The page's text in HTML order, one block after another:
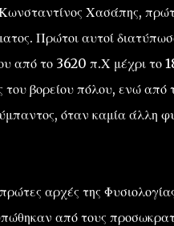
Χασάπης,
Πρώτοι αυτοί
από το 3620 π.Χ μέχρι το
του βορείου πόλου, ενώ
όταν καμία άλλη
αρχές της
από τους